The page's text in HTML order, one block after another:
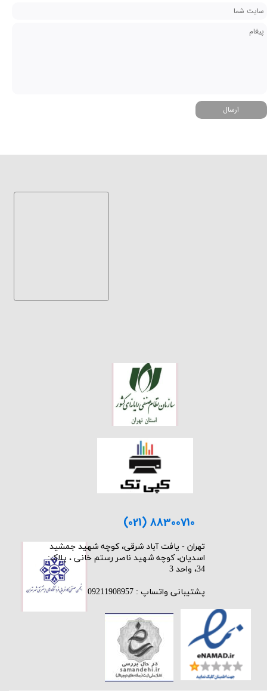
ارسال
(021) 88300710
​تهران - یافت آباد شرقی، کوچه شهید جمشید
اسدیان، کوچه شهید ناصر رستم خانی ، پلاک:
34، واحد 3
پشتیبانی واتساپ : 09211908957